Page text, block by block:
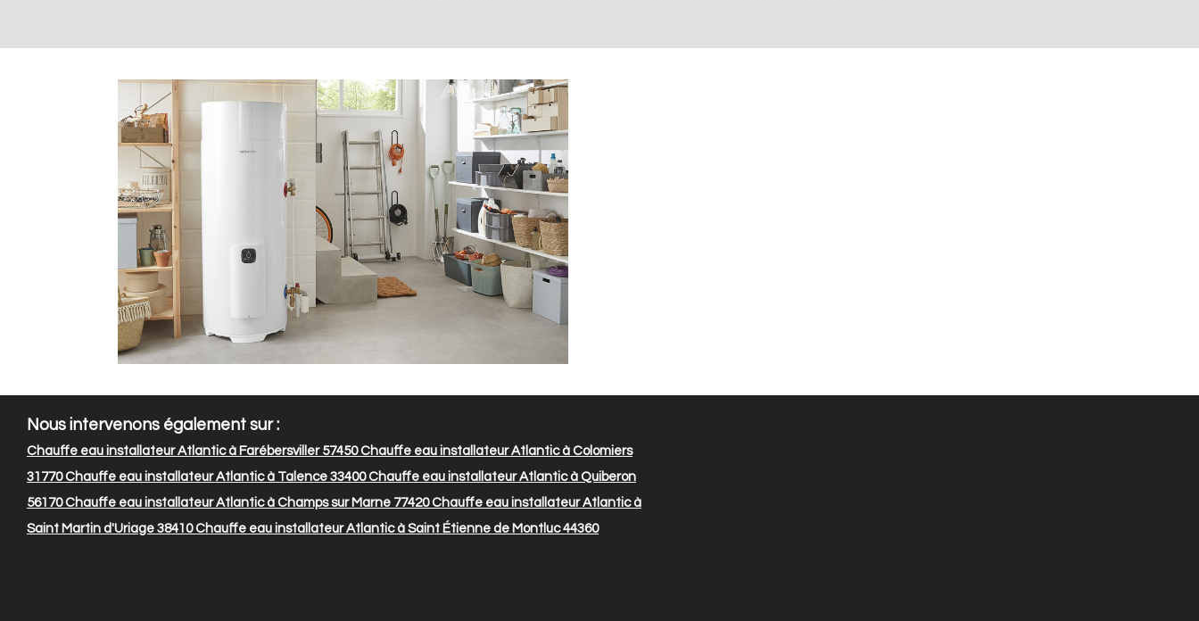
Nous intervenons également sur :
Chauffe eau installateur Atlantic à Farébersviller 57450Chauffe eau installateur Atlantic à Colomiers
31770Chauffe eau installateur Atlantic à Talence 33400Chauffe eau installateur Atlantic à Quiberon
56170Chauffe eau installateur Atlantic à Champs sur Marne 77420Chauffe eau installateur Atlantic à
Saint Martin d'Uriage 38410Chauffe eau installateur Atlantic à Saint Étienne de Montluc 44360